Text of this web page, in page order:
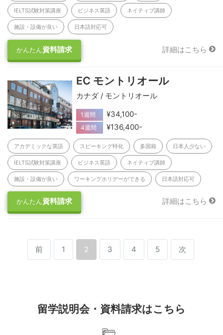
IELTS試験対策講座 ビジネス英語 ネイティブ講師
施設・設備が良い 日本語対応可
かんたん資料請求 詳細はこちら
EC モントリオール
カナダ / モントリオール
1週間 ¥34,100-
4週間 ¥136,400-
アカデミックな英語 スピーキング特化 多国籍 日本人少ない
IELTS試験対策講座 ビジネス英語 ネイティブ講師
施設・設備が良い ワーキングホリデーができる 日本語対応可
かんたん資料請求 詳細はこちら
前 1 2 3 4 5 次
留学説明会・資料請求はこちら